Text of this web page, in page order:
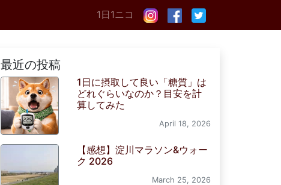
1日1ニコ
最近の投稿
1日に摂取して良い「糖質」は
どれぐらいなのか？目安を計
算してみた
April 18, 2026
【感想】淀川マラソン&ウォー
ク 2026
March 25, 2026